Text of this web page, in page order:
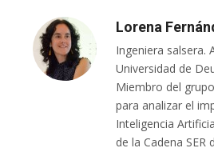
Lorena
Ingeniera salsera.
Universidad de
Miembro del
para analizar el
Inteligencia
de la Cadena